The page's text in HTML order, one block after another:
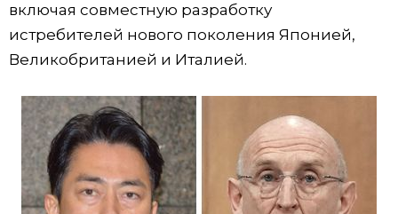
От редакции
включая совместную разработку
истребителей нового поколения Японией,
Великобританией и Италией.